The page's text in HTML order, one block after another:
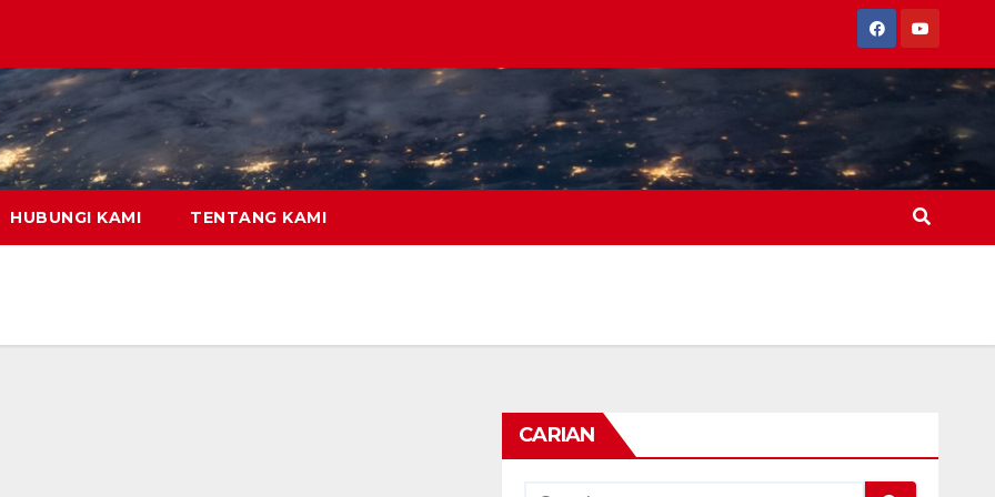
HUBUNGI KAMI TENTANG KAMI
CARIAN